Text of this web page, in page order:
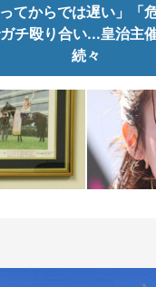
ってからでは遅い」
チ殴り合い...皇治主
続々